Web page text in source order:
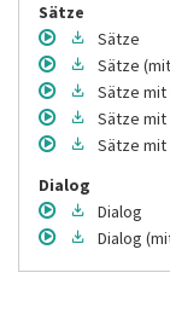
Sätze
Sätze
Sätze
Sätze mit
Sätze mit
Sätze mit
Dialog
Dialog
Dialog